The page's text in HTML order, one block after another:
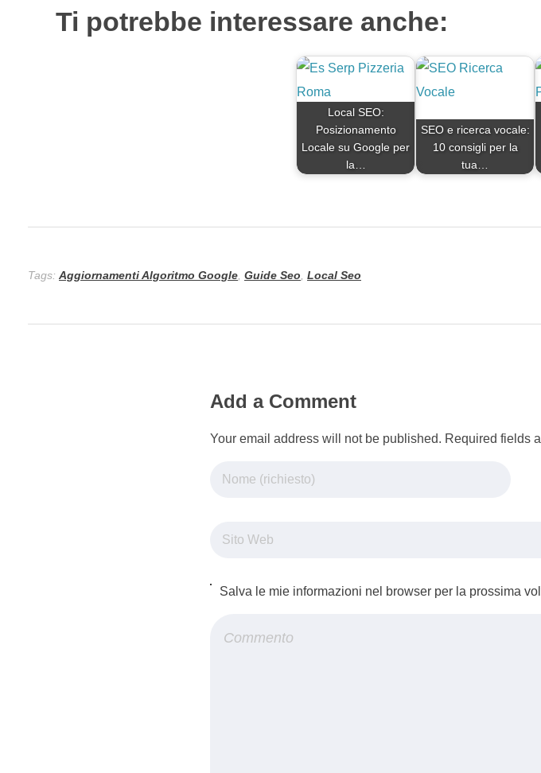
Ti potrebbe interessare anche:
Local SEO:
Posizionamento
Locale su Google per
la…
SEO e ricerca vocale:
10 consigli per la
tua…
Tags: Aggiornamenti Algoritmo Google Guide Seo Local Seo
Add a Comment
Your email address will not be published. Required fields
Salva le mie informazioni nel browser per la prossima